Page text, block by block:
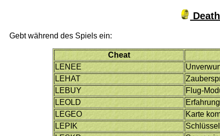
Gebt während des Spiels ein:
Cheat
LENEE
LEHAT
LEBUY
Flug-
LEOLD
LEGEO
Karte
LEPIK
Schlüssel